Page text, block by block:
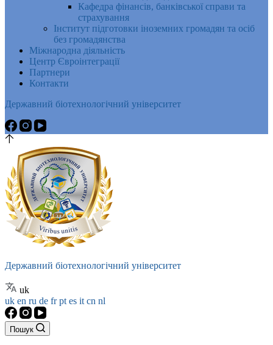
Кафедра фінансів, банківської справи та
страхування
Інститут підготовки іноземних громадян та осіб
без громадянства
Міжнародна діяльність
Центр Євроінтеграції
Партнери
Контакти
Державний біотехнологічний університет
Державний біотехнологічний університет
uk
uk en ru de frpt es it cn nl
Пошук